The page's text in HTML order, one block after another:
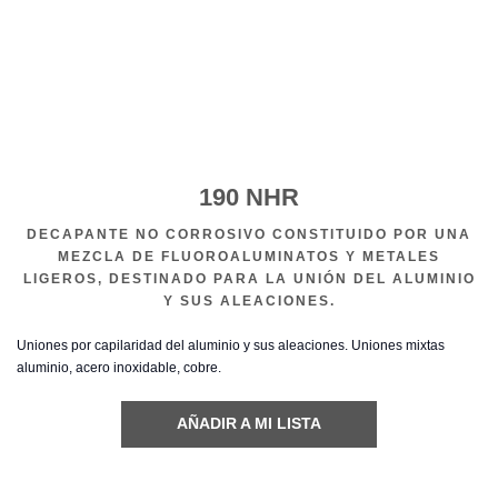
190 NHR
DECAPANTE NO CORROSIVO CONSTITUIDO POR UNA
MEZCLA DE FLUOROALUMINATOS Y METALES
LIGEROS, DESTINADO PARA LA UNIÓN DEL ALUMINIO
Y SUS ALEACIONES.
Uniones por capilaridad del aluminio y sus aleaciones. Uniones mixtas
aluminio, acero inoxidable, cobre.
AÑADIR A MI LISTA